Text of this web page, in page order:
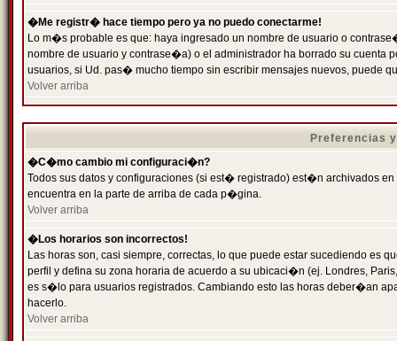
�Me registr� hace tiempo pero ya no puedo conectarme!
Lo m�s probable es que: haya ingresado un nombre de usuario o
nombre de usuario y contrase�a) o el administrador ha borrado su
usuarios, si Ud. pas� mucho tiempo sin escribir mensajes nuevos, puede
Volver arriba
Preferencias
�C�mo cambio mi configuraci�n?
Todos sus datos y configuraciones (si est� registrado) est�n archivados
encuentra en la parte de arriba de cada p�gina.
Volver arriba
�Los horarios son incorrectos!
Las horas son, casi siempre, correctas, lo que puede estar sucediendo es
perfil y defina su zona horaria de acuerdo a su ubicaci�n (ej. Londres,
es s�lo para usuarios registrados. Cambiando esto las horas deber�an
hacerlo.
Volver arriba